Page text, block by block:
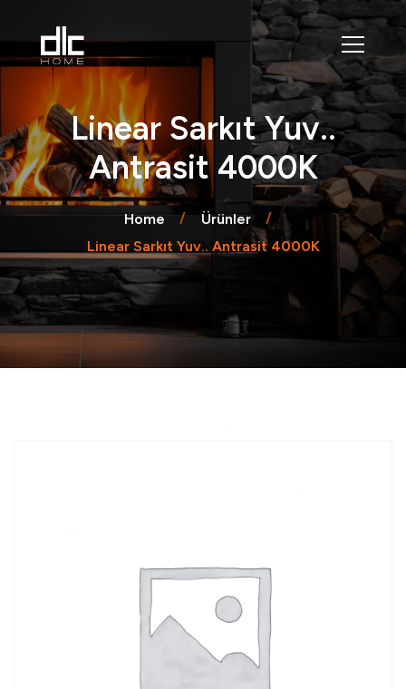
Linear Sarkıt Yuv..
Antrasit 4000K
Home
Ürünler
Linear Sarkıt Yuv.. Antrasit 4000K